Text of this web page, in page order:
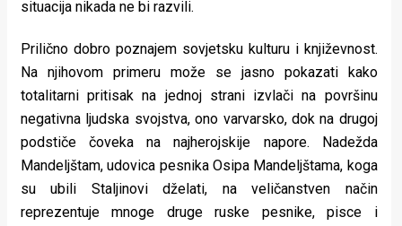
situacija nikada ne bi razvili.
Prilično dobro poznajem sovjetsku kulturu i književnost.
Na njihovom primeru može se jasno pokazati kako
totalitarni pritisak na jednoj strani izvlači na površinu
negativna ljudska svojstva, ono varvarsko, dok na drugoj
podstiče čoveka na najherojskije napore. Nadežda
Mandeljštam, udovica pesnika Osipa Mandeljštama, koga
su ubili Staljinovi dželati, na veličanstven način
reprezentuje mnoge druge ruske pesnike, pisce i